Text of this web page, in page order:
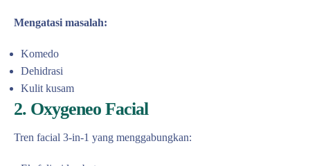
Mengatasi masalah:
Komedo
Dehidrasi
Kulit kusam
2. Oxygeneo Facial
Tren facial 3-in-1 yang menggabungkan: